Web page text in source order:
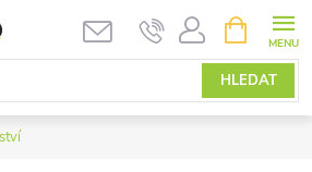
HLEDAT
NÁKUPNÍ
KOŠÍK